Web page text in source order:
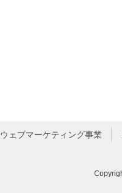
ウェブマーケティング事業